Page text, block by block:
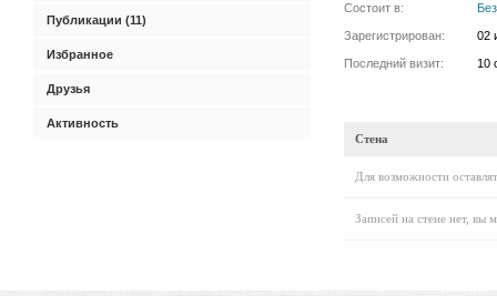
Состоит в:
Зарегистрирован: 02
Последний визит: 10
Стена
Для возможности
Записей на стене нет, вы
Публикации (11)
Избранное
Друзья
Активность